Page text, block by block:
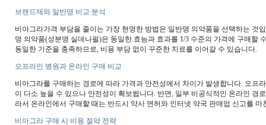
브랜드제와 일반명 비교 분석
비아그라가격 부담을 줄이는 가장 현명한 방법은 일반명 의약품을 선택하는
명 의약품(성분명 실데나필)은 동일한 효능과 효과를 1/3 수준의 가격에 구매
동일한 기준을 충족하므로, 비용 부담 없이 꾸준한 치료를 이어갈 수 있습니다.
오프라인 병원과 온라인 구매 비교
비아그라를 구매하는 경로에 따라 가격과 안전성에서 차이가 발생합니다. 오
이 다소 높을 수 있으나 안전성이 확보됩니다. 반면, 일부 비공식적인 온라인
라서 온라인에서 구매할 때는 반드시 약사 면허와 인터넷 약국 판매업 신고를
비아그라 구매 시 비용 절약 전략